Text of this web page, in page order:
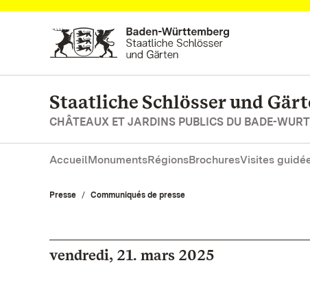
Vers la page d’accueil
Staatliche Schlösser und
CHÂTEAUX ET JARDINS PUBLICS DU BADE-
AccueilMonumentsRégionsBrochuresVisites
Presse Communiqués de presse
vendredi, 21. mars 2025